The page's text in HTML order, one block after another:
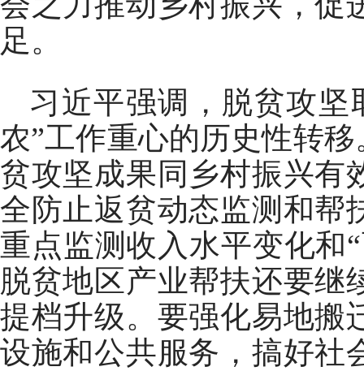
足。
习近平强调，脱贫攻
农”工作重心的历史性转
贫攻坚成果同乡村振兴有
全防止返贫动态监测和帮
重点监测收入水平变化和
脱贫地区产业帮扶还要继
提档升级。要强化易地搬
设施和公共服务，搞好社